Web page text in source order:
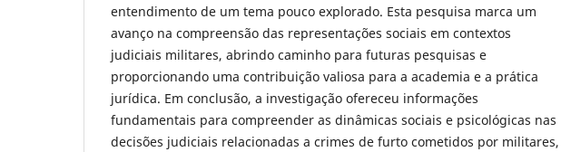
entendimento de um tema pouco explorado. Esta pesquisa marca um
avanço na compreensão das representações sociais em contextos
judiciais militares, abrindo caminho para futuras pesquisas e
proporcionando uma contribuição valiosa para a academia e a prática
jurídica. Em conclusão, a investigação ofereceu informações
fundamentais para compreender as dinâmicas sociais e psicológicas nas
decisões judiciais relacionadas a crimes de furto cometidos por militares,